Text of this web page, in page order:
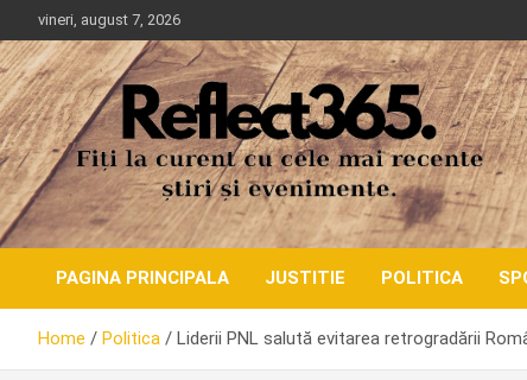
to
content
vineri, august 7, 2026
PAGINA PRINCIPALA JUSTITIE POLITICA
Home Politica Liderii PNL salută evitarea retrogradării